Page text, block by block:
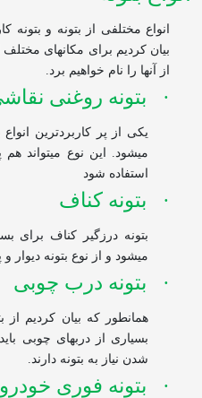
انواع مختلفی از بتونه و بتونه
بیان کردیم برای مکان‏های مختلف
از آن‏ها را نام خواهیم برد.
· بتونه روغنی
یکی از پر کاربردترین
میشود. این نوع می‏تواند هم
استفاده شود
· بتونه کناف
بتونه درزگیر کناف برای
میشود و از نوع بتونه دیوار
· بتونه درب چوبی
همان‏طور که بیان کردیم
بسیاری از درب‏های چوبی
شدن نیاز به بتونه دارند.
· بتونه فوری خودرو